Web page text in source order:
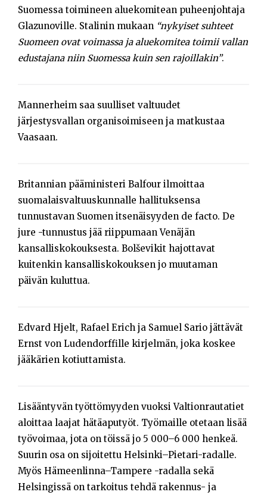
Suomessa toimineen aluekomitean puheenjohtaja
Glazunoville. Stalinin mukaan “nykyiset suhteet
Suomeen ovat voimassa ja aluekomitea toimii vallan
edustajana niin Suomessa kuin sen rajoillakin”.
Mannerheim saa suulliset valtuudet
järjestysvallan organisoimiseen ja matkustaa
Vaasaan.
Britannian pääministeri Balfour ilmoittaa
suomalaisvaltuuskunnalle hallituksensa
tunnustavan Suomen itsenäisyyden de facto. De
jure -tunnustus jää riippumaan Venäjän
kansalliskokouksesta. Bolševikit hajottavat
kuitenkin kansalliskokouksen jo muutaman
päivän kuluttua.
Edvard Hjelt, Rafael Erich ja Samuel Sario jättävät
Ernst von Ludendorffille kirjelmän, joka koskee
jääkärien kotiuttamista.
Lisääntyvän työttömyyden vuoksi Valtionrautatiet
aloittaa laajat hätäaputyöt. Työmaille otetaan lisää
työvoimaa, jota on töissä jo 5 000–6 000 henkeä.
Suurin osa on sijoitettu Helsinki–Pietari-radalle.
Myös Hämeenlinna–Tampere -radalla sekä
Helsingissä on tarkoitus tehdä rakennus- ja